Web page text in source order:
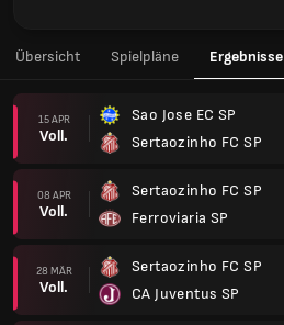
Übersicht Spielpläne Ergebnisse
15 APR
Voll.
Sao Jose EC SP
Sertaozinho FC SP
08 APR
Voll.
Sertaozinho FC SP
Ferroviaria SP
28 MÄR
Voll.
Sertaozinho FC SP
CA Juventus SP